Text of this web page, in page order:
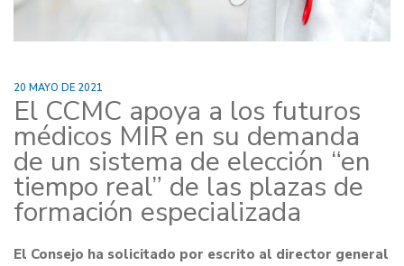
20 MAYO DE 2021
El CCMC apoya a los futuros
médicos MIR en su demanda
de un sistema de elección “en
tiempo real” de las plazas de
formación especializada
El Consejo ha solicitado por escrito al director general